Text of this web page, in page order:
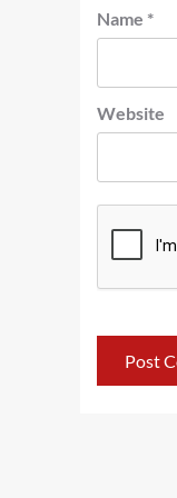
Name *
Website